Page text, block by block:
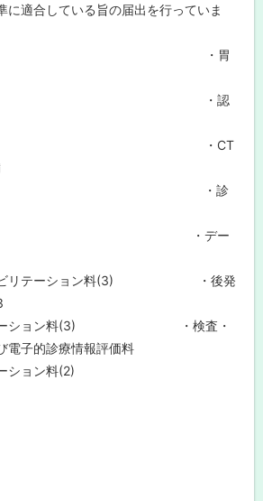
に適合している旨の届出を行っていま
般入院料3 ・胃
置加算 ・認
棟入院料2 ・CT
助加算1 ・診
加算(1） ・デー
ハビリテーション料(3) ・後発
リテーション料(3) ・検査・
電子的診療情報評価料
ション料(2)